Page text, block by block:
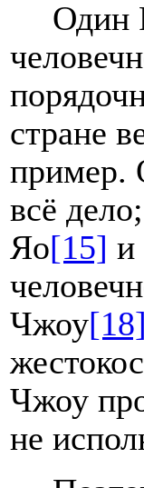
Один
стране
пример.
всё
Яо[15]
Чжоу[18]
Чжоу
не